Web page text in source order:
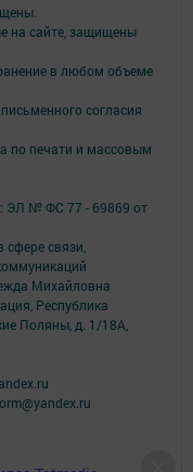
на сайте, защищены
в любом объеме
согласия
по печати и массовым
ЭЛ № ФС 77 - 69869 от
связи,
Михайловна
Республика
Поляны, д. 1/18А,